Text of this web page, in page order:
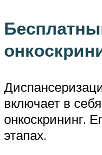
включает в
онкоскрининг.
этапах.